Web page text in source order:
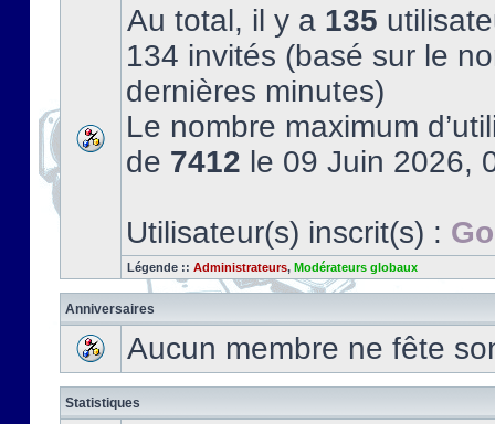
Au total, il y a 135
134 invités (basé sur le
dernières minutes)
Le nombre maximum
de 7412 le 09 Juin 2026,
Utilisateur(s) inscrit(s) :
Légende :: Administrateurs, Modérateurs globaux
Anniversaires
Aucun membre ne fête
Statistiques